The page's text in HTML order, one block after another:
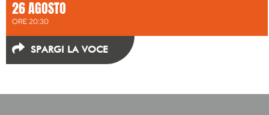
26 AGOSTO
ORE 20:30
SPARGI LA VOCE